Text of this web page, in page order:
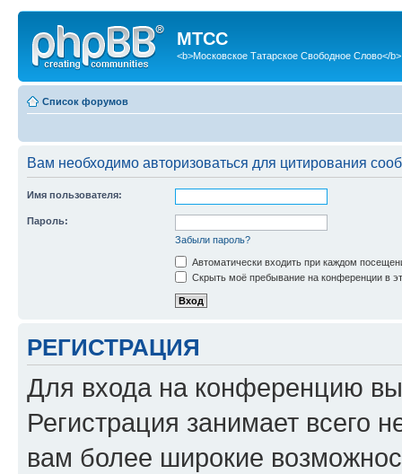
МТСС
<b>Московское Татарское Свободное Слово</b>
Список форумов
Вам необходимо авторизоваться для цитирования
Имя пользователя:
Пароль:
Забыли пароль?
Автоматически входить при каждом
Скрыть моё пребывание на конференции в
РЕГИСТРАЦИЯ
Для входа на конференцию
Регистрация занимает всего
вам более широкие